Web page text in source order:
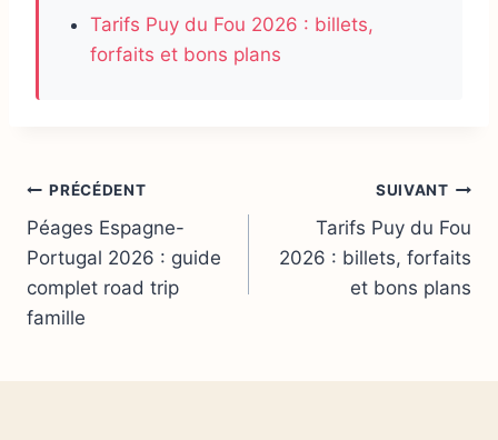
Tarifs Puy du Fou 2026 : billets,
forfaits et bons plans
Navigation
de
l’article
PRÉCÉDENT
Péages Espagne-
Portugal 2026 : guide
complet road trip
famille
SUIVANT
Tarifs Puy du Fou
2026 : billets, forfaits
et bons plans